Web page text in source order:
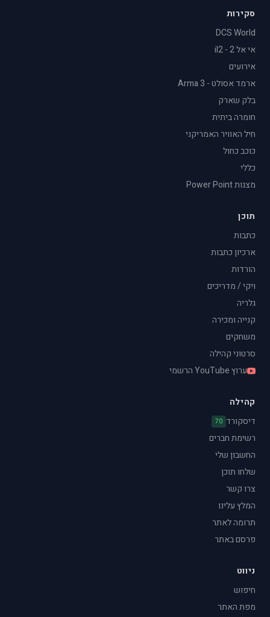
סקירות
DCS World
אי אל 2 - il2
אירועים
ארמד אסולט - Arma 3
בלק שארק
חומרה ביתית
חיל האוויר האמריקני
כוכב כחול
כללי
מצגות Power Point
תוכן
כתבות
ארכיון כתבות
הורדות
ויקי / מדריכים
גלריה
קנייה ומכירה
משחקים
סרטוני קהילה
ערוץ YouTube הרשמי
קהילה
דיסקורד 70
רשימת חברים
החשבון שלי
שלחו תוכן
צרו קשר
המלץ עלינו
תרומה לאתר
פרסם באתר
ניווט
חיפוש
מפת האתר